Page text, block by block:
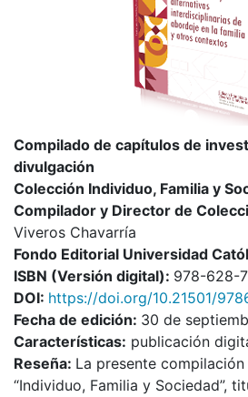
Compilado de capítulos de
divulgación
Colección Individuo, Familia y
Compilador y Director de
Viveros Chavarría
Fondo Editorial Universidad
ISBN (Versión digital): 978-628-
DOI: https://doi.org/10.21501/
Fecha de edición: 30 de
Características: publicación
Reseña: La presente
“Individuo, Familia y Sociedad”,